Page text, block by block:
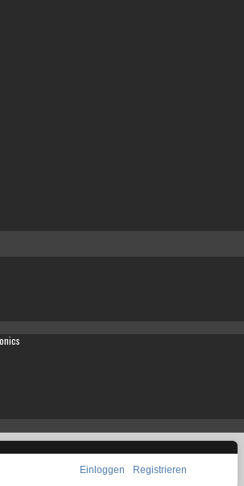
Einloggen Registrieren